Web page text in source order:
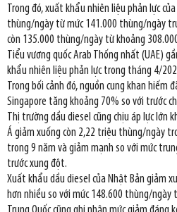
Trong đó, xuất khẩu nhiên liệu phản lực
thùng/ngày từ mức 141.000 thùng/ngày
còn 135.000 thùng/ngày từ khoảng
Tiểu vương quốc Arab Thống nhất (UAE)
khẩu nhiên liệu phản lực trong tháng 4/
Trong bối cảnh đó, nguồn cung khan hiếm
Singapore tăng khoảng 70% so với trước
Thị trường dầu diesel cũng chịu áp lực lớn
Á giảm xuống còn 2,22 triệu thùng/ngày
trong 9 năm và giảm mạnh so với mức
trước xung đột.
Xuất khẩu dầu diesel của Nhật Bản giảm
hơn nhiều so với mức 148.600 thùng/ngày